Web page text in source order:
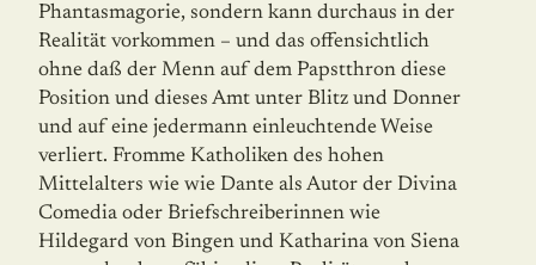
Phantasmagorie, sondern kann durchaus in der
Realität vorkommen – und das offensichtlich
ohne daß der Menn auf dem Papstthron diese
Position und dieses Amt unter Blitz und Donner
und auf eine jedermann einleuchtende Weise
verliert. Fromme Katholiken des hohen
Mittelalters wie wie Dante als Autor der Divina
Comedia oder Briefschreiberinnen wie
Hildegard von Bingen und Katharina von Siena